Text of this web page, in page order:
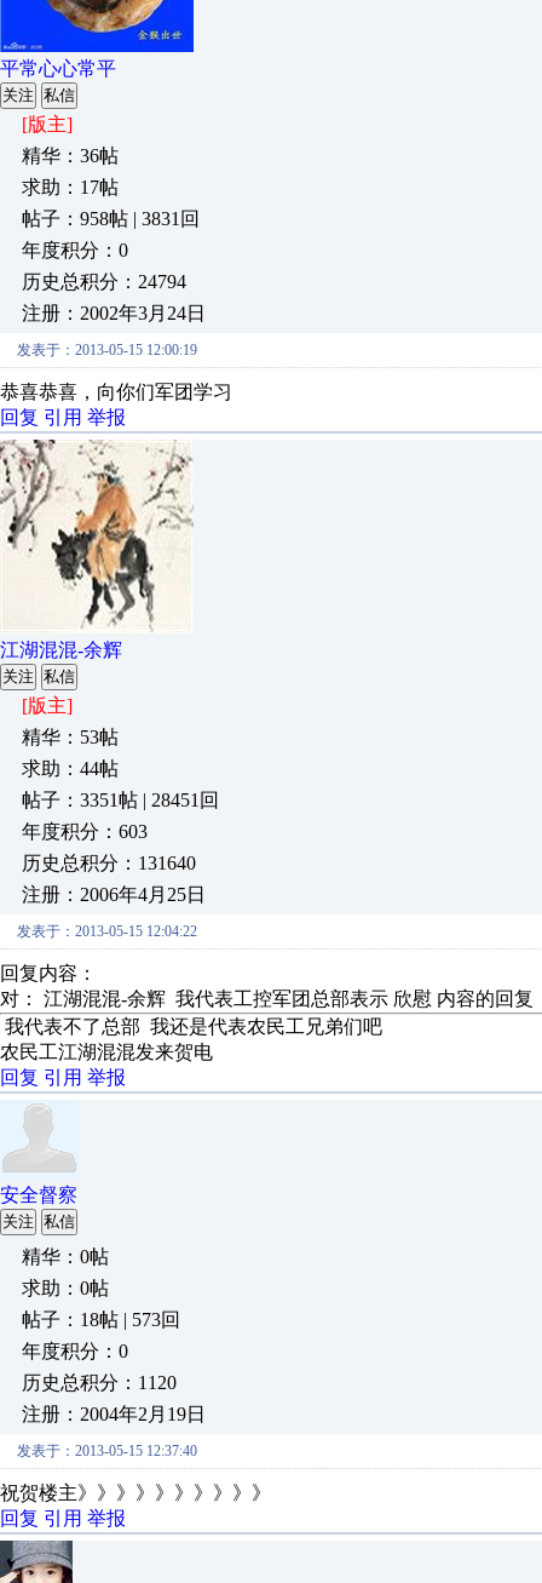
平常心心常平
关注 私信
[版主]
精华：36帖
求助：17帖
帖子：958帖 | 3831回
年度积分：0
历史总积分：24794
注册：2002年3月24日
发表于：2013-05-15 12:00:19
恭喜恭喜，向你们军团学习
回复 引用 举报
江湖混混-余辉
关注 私信
[版主]
精华：53帖
求助：44帖
帖子：3351帖 | 28451回
年度积分：603
历史总积分：131640
注册：2006年4月25日
发表于：2013-05-15 12:04:22
回复内容：
对： 江湖混混-余辉 我代表工控军团总部表示 欣慰 内容的回复
我代表不了总部 我还是代表农民工兄弟们吧
农民工江湖混混发来贺电
回复 引用 举报
安全督察
关注 私信
精华：0帖
求助：0帖
帖子：18帖 | 573回
年度积分：0
历史总积分：1120
注册：2004年2月19日
发表于：2013-05-15 12:37:40
祝贺楼主》》》》》》》》》》
回复 引用 举报